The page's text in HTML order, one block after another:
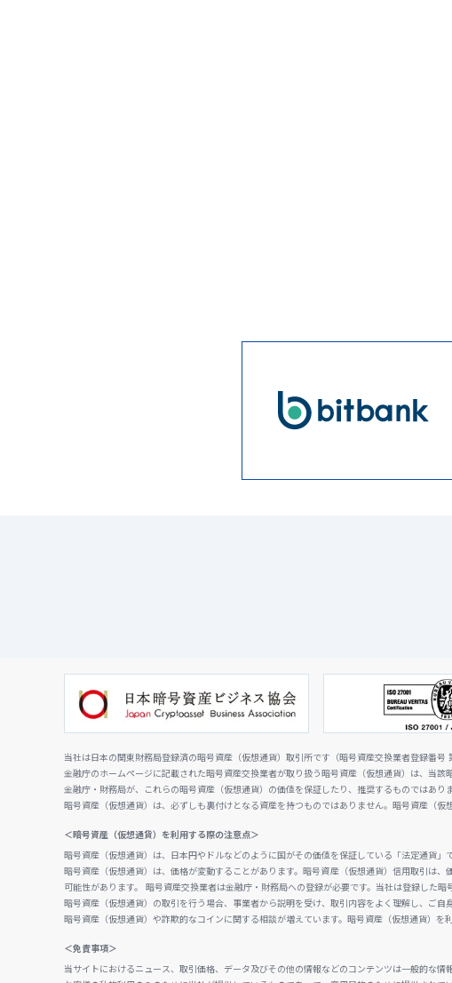
当社は日本の関東財務局登録済の暗号資産（仮想通貨）取引所です（暗号資産交換業者登録番号
金融庁のホームページに記載された暗号資産交換業者が取り扱う暗号資産（仮想通貨）は、当
金融庁・財務局が、これらの暗号資産（仮想通貨）の価値を保証したり、推奨するものではありま
暗号資産（仮想通貨）は、必ずしも裏付けとなる資産を持つものではありません。暗号資産（仮
＜暗号資産（仮想通貨）を利用する際の注意点＞
暗号資産（仮想通貨）は、日本円やドルなどのように国がその価値を保証している「法定通貨」
暗号資産（仮想通貨）は、価格が変動することがあります。暗号資産（仮想通貨）信用取引は
可能性があります。 暗号資産交換業者は金融庁・財務局への登録が必要です。当社は登録した暗
暗号資産（仮想通貨）の取引を行う場合、事業者から説明を受け、取引内容をよく理解し、ご自
暗号資産（仮想通貨）や詐欺的なコインに関する相談が増えています。暗号資産（仮想通貨）
＜免責事項＞
当サイトにおけるニュース、取引価格、データ及びその他の情報などのコンテンツは一般的な